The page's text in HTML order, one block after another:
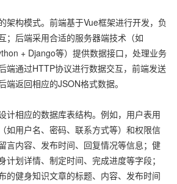
架构模式。前端基于Vue框架进行开发，负
；后端采用合适的服务器端技术（如
+ Django等）提供数据接口，处理业务
端通过HTTP协议进行数据交互，前端发送
端返回相应的JSON格式数据。
计相应的数据库表结构。例如，用户表用
如用户名、密码、联系方式等）和权限信
言内容、发布时间、回复情况等信息；健
计划详情、制定时间、完成进度等字段；
的健身知识文章的标题、内容、发布时间